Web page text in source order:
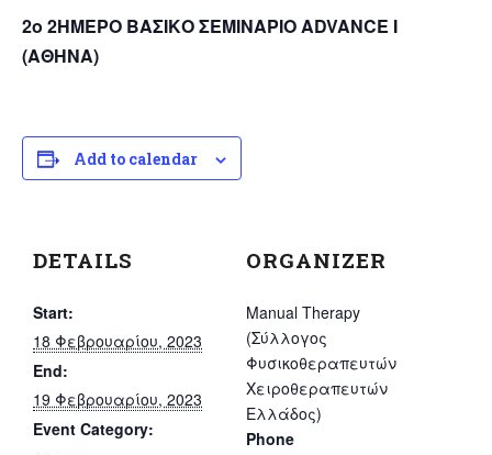
2ο 2ΗΜΕΡΟ ΒΑΣΙΚΟ ΣΕΜΙΝΑΡΙΟ ΑDVANCE I
(ΑΘΗΝΑ)
Add to calendar
DETAILS
Start:
18 Φεβρουαρίου, 2023
End:
19 Φεβρουαρίου, 2023
Event Category:
ORGANIZER
Manual Therapy
(Σύλλογος
Φυσικοθεραπευτών
Χειροθεραπευτών
Ελλάδος)
Phone